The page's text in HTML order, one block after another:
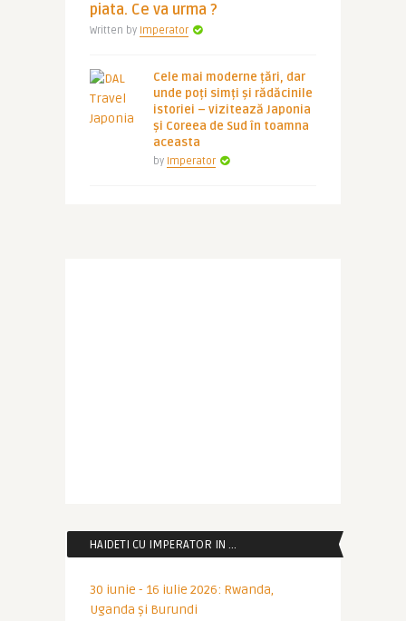
piata. Ce va urma ?
Written by Imperator
Cele mai moderne țări, dar
unde poți simți și rădăcinile
istoriei – vizitează Japonia
și Coreea de Sud în toamna
aceasta
by Imperator
HAIDETI CU IMPERATOR IN …
30 iunie - 16 iulie 2026: Rwanda,
Uganda și Burundi